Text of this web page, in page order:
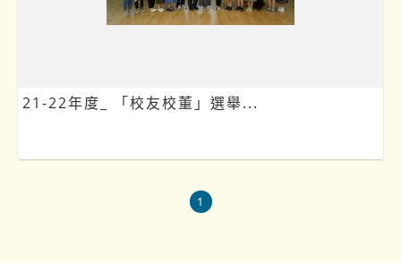
21-22年度_ 「校友校董」選舉...
1